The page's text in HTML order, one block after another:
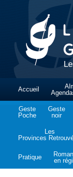
Accueil
Geste
Poche
Geste
noir
Les
Provinces
Pratique
en